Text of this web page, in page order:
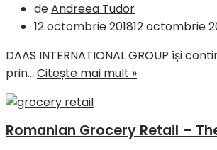
deAndreea Tudor
12 octombrie 201812 octombrie
DAAS INTERNATIONAL GROUP își
prin… Citește mai mult »
Romanian Grocery Retail –